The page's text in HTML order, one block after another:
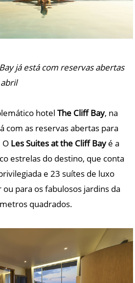
já está com reservas abertas
hotelThe Cliff Bay, na
com as reservas abertas para
O Les Suites at the Cliff Bayé a
estrelas do destino, que conta
e 23 suítes de luxo
para os fabulosos jardins da
quadrados.